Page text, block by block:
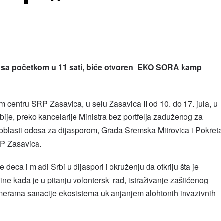
početkom u 11 sati, biće otvoren EKO SОRА kamp
centru SRP Zasavica, u selu Zasavica II od 10. do 17. jula, u
preko kancelarije Ministra bez portfelja zaduženog za
odosa za dijasporom, Grada Sremska Mitrovica i
Zasavica.
deca i mladi Srbi u dijaspori i okruženju da otkriju šta je
kada je u pitanju volonterski rad, istraživanje zaštićenog
sanacije ekosistema uklanjanjem alohtonih invazivnih